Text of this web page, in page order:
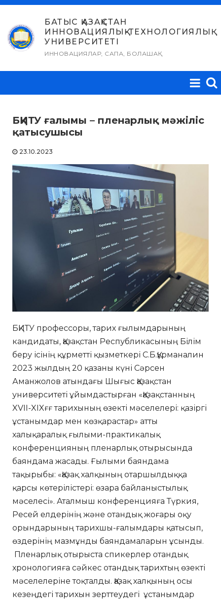
Skip
content
БАТЫС ҚАЗАҚСТАН
ИННОВАЦИЯЛЫҚ-ТЕХНОЛОГИЯЛЫҚ
УНИВЕРСИТЕТІ
ИННОВАЦИЯЛАР, САПА, БОЛАШАҚ
БҚИТУ ғалымы – пленарлық мәжіліс
қатысушысы
23.10.2023
БҚИТУ профессоры, тарих ғылымдарының
кандидаты, Қазақстан Республикасының Білім
беру ісінің құрметті қызметкері С.Б.Құрманалин
2023 жылдың 20 қазаны күні Сәрсен
Аманжолов атындағы Шығыс Қазақстан
университеті ұйымдастырған «Қазақстанның
XVII-XIXғғ тарихының өзекті мәселелері: қазіргі
ұстанымдар мен көзқарастар» атты
халықаралық ғылыми-практикалық
конференцияның пленарлық отырысында
баяндама жасады. Ғылыми баяндама
тақырыбы: «Қазақ халқының отаршылдыққа
қарсы көтерілістері: өзара байланыстылық
мәселесі». Аталмыш конференцияға Түркия,
Ресей елдерінің және отандық жоғары оқу
орындарының тарихшы-ғалымдары қатысып,
өздерінің мазмұнды баяндамаларын ұсынды.
Пленарлық отырыста спикерлер отандық
хронологияға сәйкес отандық тарихтың өзекті
мәселелеріне тоқталды. Қазақ халқының осы
кезеңдегі тарихын зерттеудегі ұстанымдар